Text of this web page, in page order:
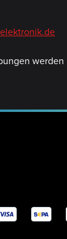
werden